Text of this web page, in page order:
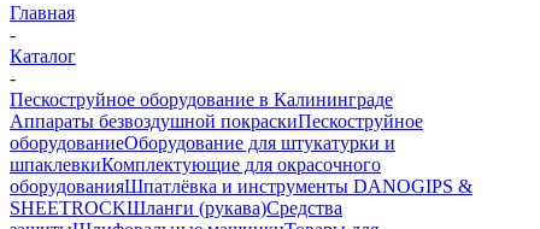
Главная
-
Каталог
-
Пескоструйное оборудование в Калининграде
Аппараты безвоздушной покраскиПескоструйное
оборудованиеОборудование для штукатурки и
шпаклевкиКомплектующие для окрасочного
оборудованияШпатлёвка и инструменты DANOGIPS &
SHEETROCKШланги (рукава)Средства